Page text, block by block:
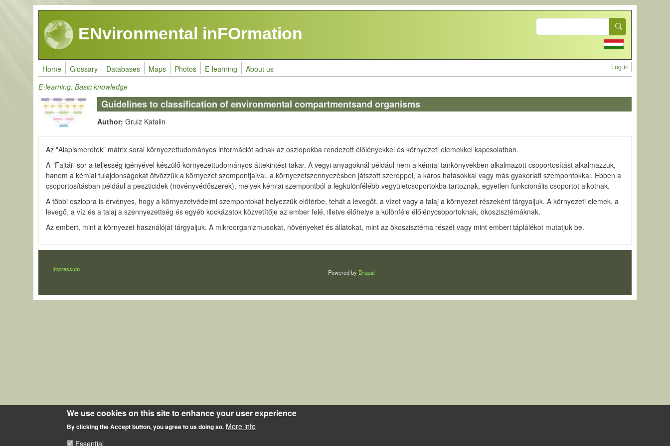
Skip to main content
ENvironmental inFOrmation
Search
Home Glossary Databases Maps Photos E-learning About us User
Log in
E-learning: Basic knowledge
Guidelines to classification of environmental compartmentsand organisms
Author:Gruiz Katalin
Az "Alapismeretek" mátrix sorai környezettudományos információt adnak az oszlopokba rendezett élőlényekkel és környezeti elemekkel kapcsolatban.
A "Fajtái" sor a teljesség igényével készülő környezettudományos áttekintést takar. A vegyi anyagoknál például nem a kémiai tankönyvekben alkalmazott csoportosítást alkalmazzuk,
hanem a kémiai tulajdonságokat ötvözzük a környezet szempontjaival, a környezetszennyezésben játszott szereppel, a káros hatásokkal vagy más gyakorlati szempontokkal. Ebben a
csoportosításban például a peszticidek (növényvédőszerek), melyek kémiai szempontból a legkülönfélébb vegyületcsoportokba tartoznak, egyetlen funkcionális csoportot alkotnak.
A többi oszlopra is érvényes, hogy a környezetvédelmi szempontokat helyezzük előtérbe, tehát a levegőt, a vízet vagy a talaj a környezet részeként tárgyaljuk. A környezeti elemek, a
levegő, a víz és a talaj a szennyezettség és egyéb kockázatok közvetítője az ember felé, illetve élőhelye a különféle élőlénycsoportoknak, ökoszisztémáknak.
Az embert, mint a környezet használóját tárgyaljuk. A mikroorganizmusokat, növényeket és állatokat, mint az ökoszisztéma részét vagy mint emberi táplálékot mutatjuk be.
LÁBLÉC
Impressum Powered by Drupal
We use cookies on this site to enhance your user experience
By clicking the Accept button, you agree to us doing so. More info
Essential